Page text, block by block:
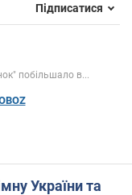
Підписатися
побільшало в...
України та